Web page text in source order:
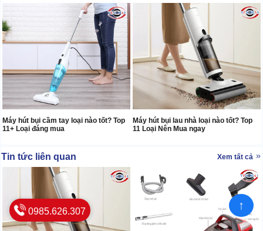
Máy hút bụi cầm tay loại nào tốt? Top
11+ Loại đáng mua
Máy hút bụi lau nhà loại nào tốt? Top
11 Loại Nên Mua ngay
Tin tức liên quan Xem tất cả
0985.626.307 ↑